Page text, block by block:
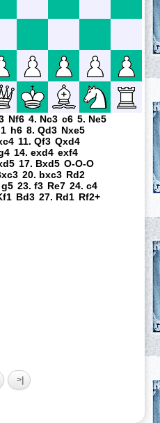
Nf6 4. Nc3 c6 5. Ne5
h6 8. Qd3 Nxe5
11. Qf3 Qxd4
14. exd4 exf4
17. Bxd5 O-O-O
20. bxc3 Rd2
g5 23. f3 Re7 24. c4
Bd3 27. Rd1 Rf2+
>|